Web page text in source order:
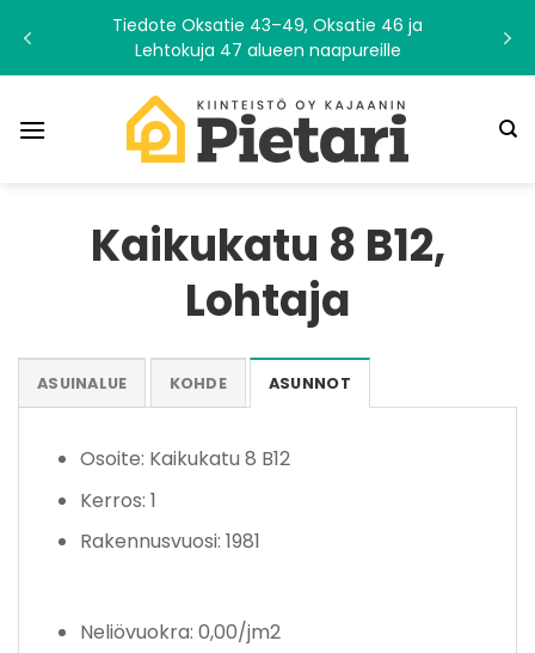
content
Tiedote Oksatie 43–49, Oksatie 46 ja
Lehtokuja 47 alueen naapureille
Kaikukatu 8 B12,
Lohtaja
ASUINALUE KOHDE ASUNNOT
Osoite: Kaikukatu 8 B12
Kerros: 1
Rakennusvuosi: 1981
Neliövuokra: 0,00/jm2